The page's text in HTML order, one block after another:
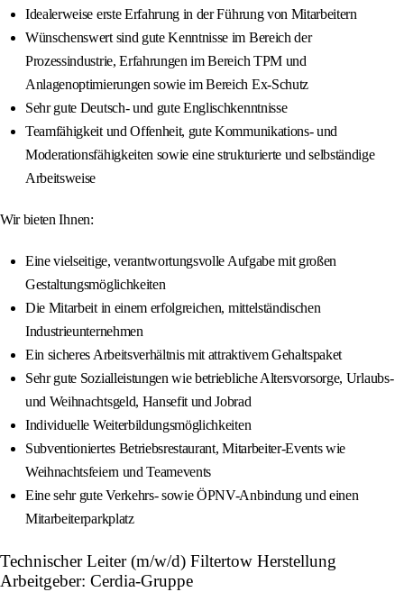
Idealerweise erste Erfahrung in der Führung von Mitarbeitern
Wünschenswert sind gute Kenntnisse im Bereich der
Prozessindustrie, Erfahrungen im Bereich TPM und
Anlagenoptimierungen sowie im Bereich Ex-Schutz
Sehr gute Deutsch- und gute Englischkenntnisse
Teamfähigkeit und Offenheit, gute Kommunikations- und
Moderationsfähigkeiten sowie eine strukturierte und selbständige
Arbeitsweise
Wir bieten Ihnen:
Eine vielseitige, verantwortungsvolle Aufgabe mit großen
Gestaltungsmöglichkeiten
Die Mitarbeit in einem erfolgreichen, mittelständischen
Industrieunternehmen
Ein sicheres Arbeitsverhältnis mit attraktivem Gehaltspaket
Sehr gute Sozialleistungen wie betriebliche Altersvorsorge, Urlaubs-
und Weihnachtsgeld, Hansefit und Jobrad
Individuelle Weiterbildungsmöglichkeiten
Subventioniertes Betriebsrestaurant, Mitarbeiter-Events wie
Weihnachtsfeiern und Teamevents
Eine sehr gute Verkehrs- sowie ÖPNV-Anbindung und einen
Mitarbeiterparkplatz
Technischer Leiter (m/w/d) Filtertow Herstellung
Arbeitgeber: Cerdia-Gruppe